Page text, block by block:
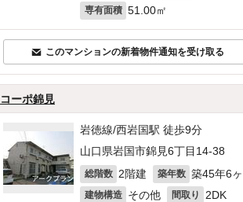
専有面積 51.00㎡
このマンションの新着物件通知を受け取る
コーポ錦見
岩徳線/西岩国駅 徒歩9分
山口県岩国市錦見6丁目14-38
総階数 2階建 築年数 築45年6ヶ
建物構造 その他 間取り 2DK